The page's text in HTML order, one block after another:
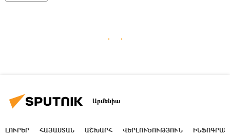
Արմենիա
ԼՈՒՐԵՐ ՀԱՅԱՍՏԱՆ ԱՇԽԱՐՀ ՎԵՐԼՈՒԾՈՒԹՅՈՒՆ